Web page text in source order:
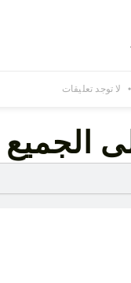
لا توجد تعليقات
الجميع